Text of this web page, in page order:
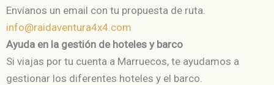
Envíanos un email con tu propuesta de ruta.
info@raidaventura4x4.com
Ayuda en la gestión de hoteles y barco
Si viajas por tu cuenta a Marruecos, te ayudamos a
gestionar los diferentes hoteles y el barco.